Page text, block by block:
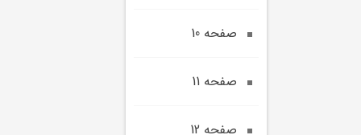
صفحه 10
صفحه 11
صفحه 12